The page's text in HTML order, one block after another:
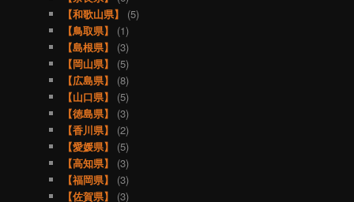
【和歌山県】
(5)
【鳥取県】
(1)
【島根県】
(3)
【岡山県】
(5)
【広島県】
(8)
【山口県】
(5)
【徳島県】
(3)
【香川県】
(2)
【愛媛県】
(5)
【高知県】
(3)
【福岡県】
(3)
【佐賀県】
(3)